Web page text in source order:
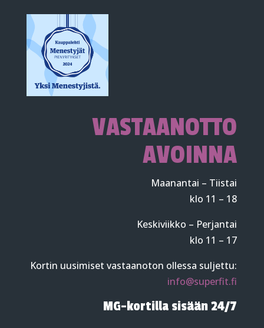
VASTAANOTTO
AVOINNA
Maanantai – Tiistai
klo 11 – 18
Keskiviikko – Perjantai
klo 11 – 17
Kortin uusimiset vastaanoton ollessa suljettu:
info@superfit.fi
MG-kortilla sisään 24/7